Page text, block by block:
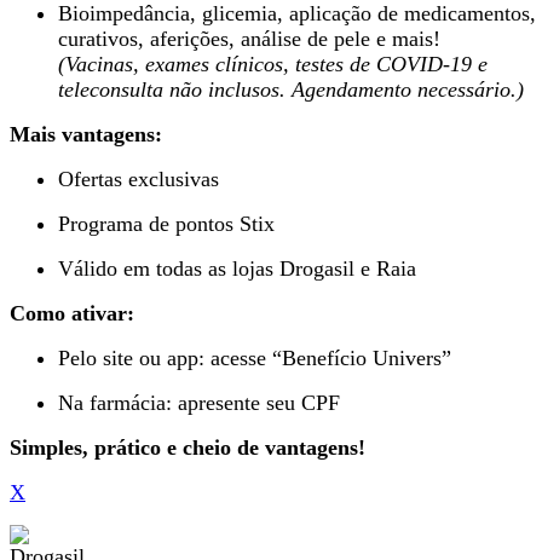
Bioimpedância, glicemia, aplicação de medicamentos,
curativos, aferições, análise de pele e mais!
(Vacinas, exames clínicos, testes de COVID-19 e
teleconsulta não inclusos. Agendamento necessário.)
Mais vantagens:
Ofertas exclusivas
Programa de pontos Stix
Válido em todas as lojas Drogasil e Raia
Como ativar:
Pelo site ou app: acesse “Benefício Univers”
Na farmácia: apresente seu CPF
Simples, prático e cheio de vantagens!
X